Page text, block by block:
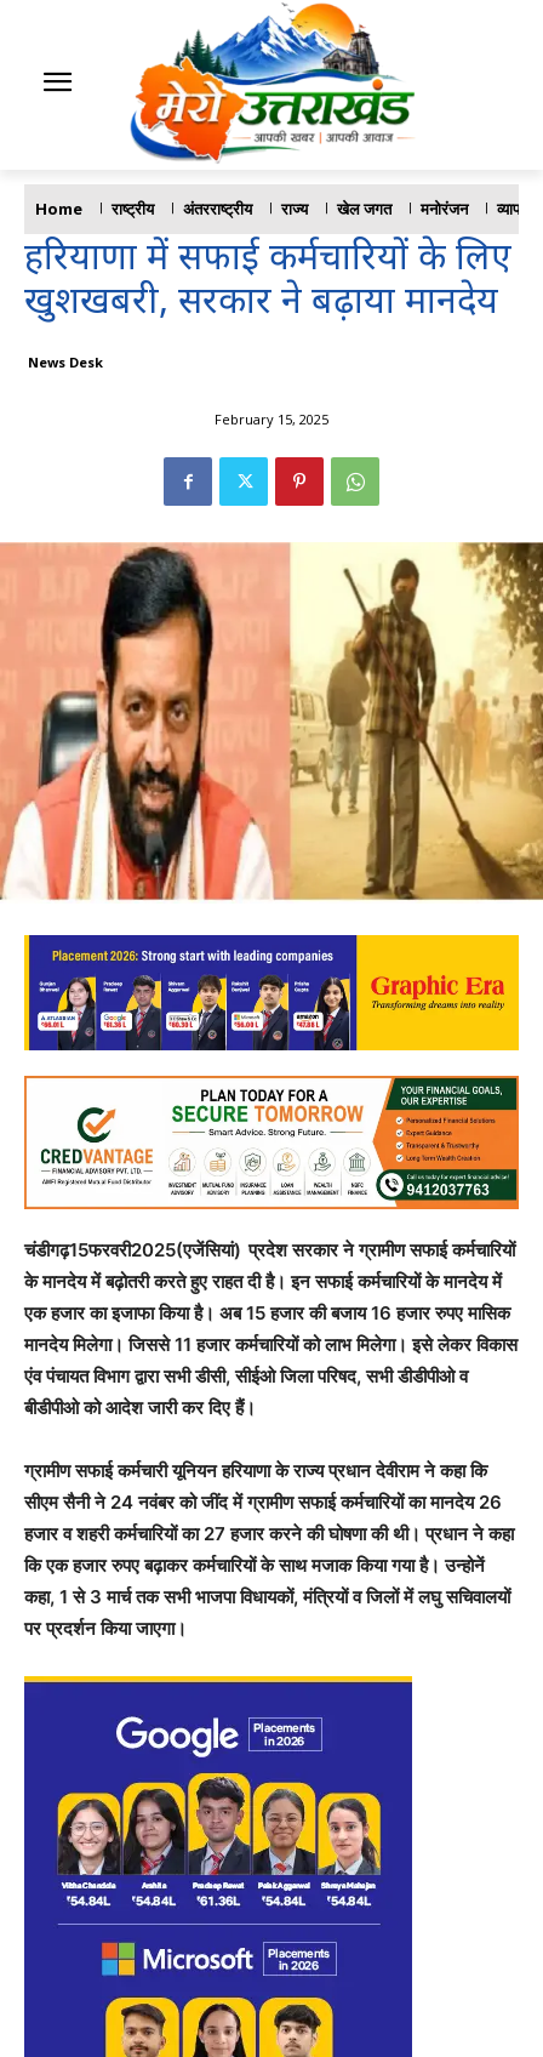
Home राष्ट्रीय अंतरराष्ट्रीय राज्य खेल जगत मनोरंजन व्यापार
हरियाणा में सफाई कर्मचारियों के लिए
खुशखबरी, सरकार ने बढ़ाया मानदेय
News Desk
February 15, 2025
चंडीगढ़15फरवरी2025(एजेंसियां) प्रदेश सरकार ने ग्रामीण सफाई कर्मचारियों
के मानदेय में बढ़ोतरी करते हुए राहत दी है। इन सफाई कर्मचारियों के मानदेय में
एक हजार का इजाफा किया है। अब 15 हजार की बजाय 16 हजार रुपए मासिक
मानदेय मिलेगा। जिससे 11 हजार कर्मचारियों को लाभ मिलेगा। इसे लेकर विकास
एंव पंचायत विभाग द्वारा सभी डीसी, सीईओ जिला परिषद, सभी डीडीपीओ व
बीडीपीओ को आदेश जारी कर दिए हैं।
ग्रामीण सफाई कर्मचारी यूनियन हरियाणा के राज्य प्रधान देवीराम ने कहा कि
सीएम सैनी ने 24 नवंबर को जींद में ग्रामीण सफाई कर्मचारियों का मानदेय 26
हजार व शहरी कर्मचारियों का 27 हजार करने की घोषणा की थी। प्रधान ने कहा
कि एक हजार रुपए बढ़ाकर कर्मचारियों के साथ मजाक किया गया है। उन्होनें
कहा, 1 से 3 मार्च तक सभी भाजपा विधायकों, मंत्रियों व जिलों में लघु सचिवालयों
पर प्रदर्शन किया जाएगा।